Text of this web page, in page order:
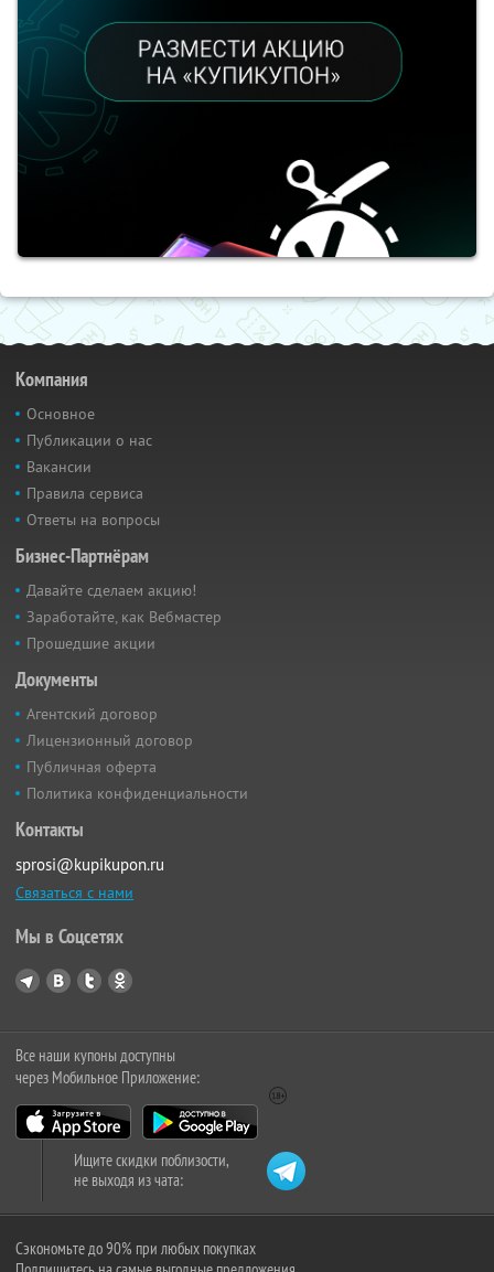
Компания
Основное
Публикации о нас
Вакансии
Правила сервиса
Ответы на вопросы
Бизнес-Партнёрам
Давайте сделаем акцию!
Заработайте, как Вебмастер
Прошедшие акции
Документы
Агентский договор
Лицензионный договор
Публичная оферта
Политика конфиденциальности
Контакты
sprosi@kupikupon.ru
Связаться с нами
Мы в Соцсетях
Все наши купоны доступны
через Мобильное Приложение:
Ищите скидки поблизости,
не выходя из чата:
Сэкономьте до 90% при любых покупках